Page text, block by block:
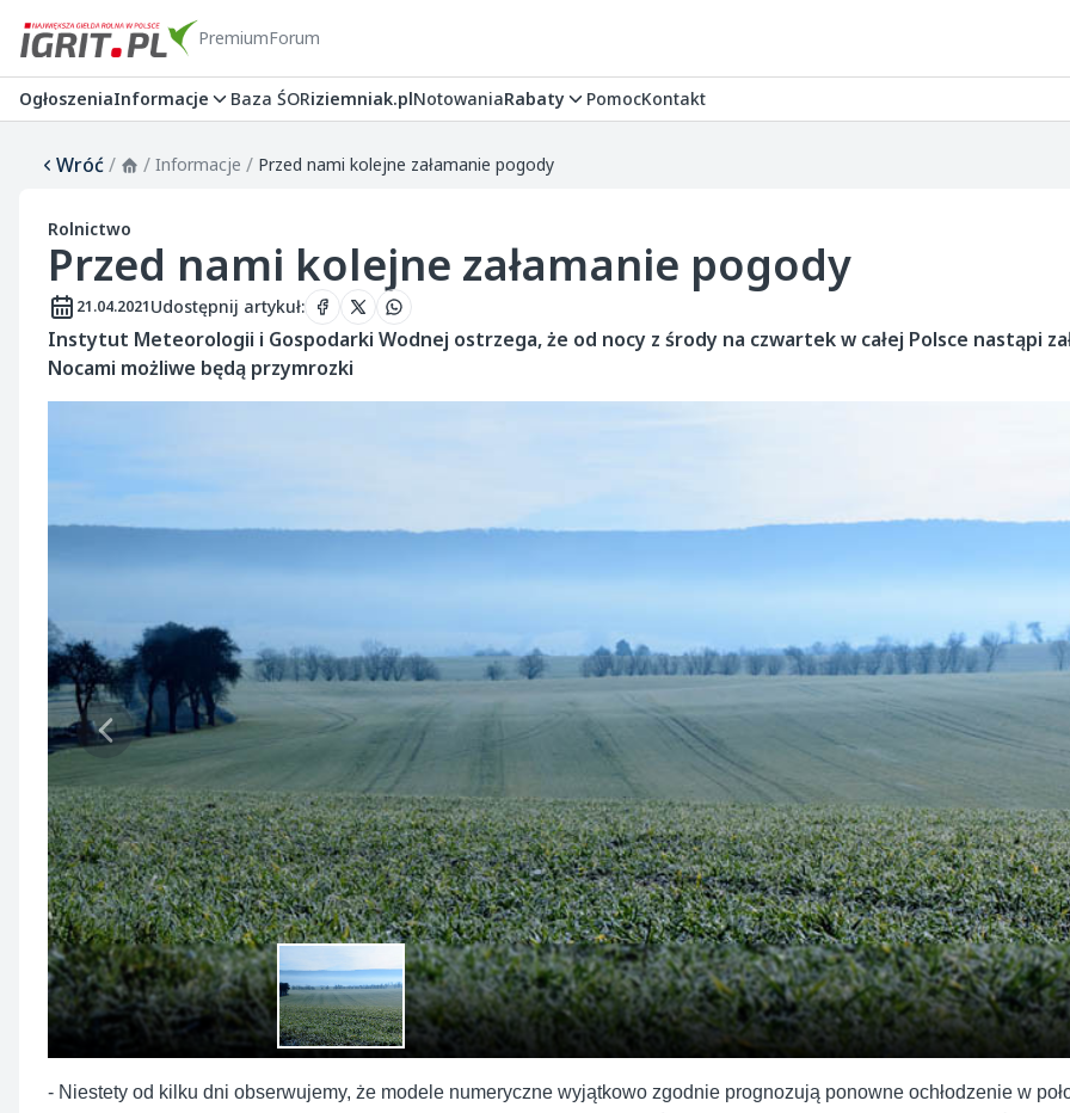
PremiumForum
OgłoszeniaInformacje Baza ŚORiziemniak.plNotowaniaRabaty PomocKontakt
Wróć/ / Informacje / Przed nami kolejne załamanie pogody
Rolnictwo
Przed nami kolejne załamanie pogody
21.04.2021Udostępnij artykuł:
Instytut Meteorologii i Gospodarki Wodnej ostrzega, że od nocy z środy na czwartek w całej Polsce nastąpi
Nocami możliwe będą przymrozki
- Niestety od kilku dni obserwujemy, że modele numeryczne wyjątkowo zgodnie prognozują ponowne ochłodzenie w
Kupimy
Do